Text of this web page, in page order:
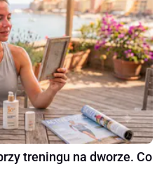
treningu na dworze. Co